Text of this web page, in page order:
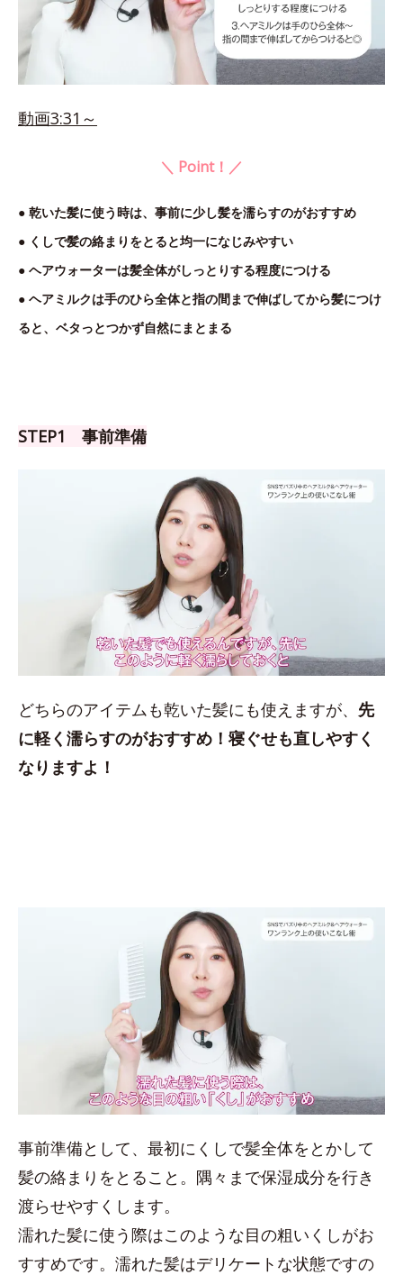
動画3:31～
＼ Point！／
● 乾いた髪に使う時は、事前に少し髪を濡らすのがおすすめ
● くしで髪の絡まりをとると均一になじみやすい
● ヘアウォーターは髪全体がしっとりする程度につける
● ヘアミルクは手のひら全体と指の間まで伸ばしてから髪につけ
ると、ベタっとつかず自然にまとまる
STEP1 事前準備
どちらのアイテムも乾いた髪にも使えますが、 先
に軽く濡らすのがおすすめ！寝ぐせも直しやすく
なりますよ！
事前準備として、最初にくしで髪全体をとかして
髪の絡まりをとること。隅々まで保湿成分を行き
渡らせやすくします。
濡れた髪に使う際はこのような目の粗いくしがお
すすめです。濡れた髪はデリケートな状態ですの